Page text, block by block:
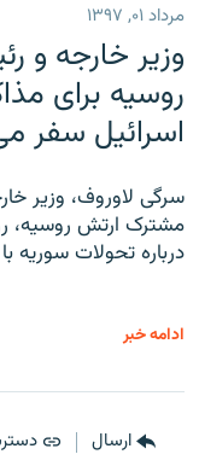
مرداد ۰۱, ۱۳۹۷
وزیر خارجه و
روسیه برای
اسرائیل سفر
سرگی لاوروف، وزیر
مشترک ارتش روسیه،
درباره تحولات سوریه
ادامه خبر
ارسال